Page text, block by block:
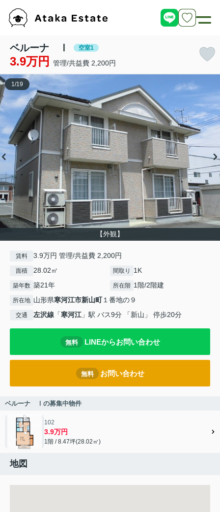
ベルーナ Ⅰ 空室1
3.9万円 管理/共益費 2,200円
【外観】
1 /19
賃料 3.9万円 管理/共益費 2,200円
面積 28.02㎡ 間取り 1K
築年数 築21年 所在階 1階/2階建
所在地 山形県寒河江市新山町１番地の９
交通 左沢線 「寒河江 」駅 バス9分 「新山」 停歩20分
無料 LINEからお問い合わせ
無料 お問い合わせ
ベルーナ Ⅰの募集中物件
102
3.9万円
1階 / 8.47坪(28.02㎡)
地図